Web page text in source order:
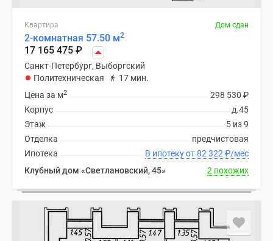
Квартира Дом сдан
2-комнатная 57.50 м2
17 165 475 ₽
Санкт-Петербург, Выборгский
Политехническая
17 мин.
298 530 ₽
Цена за м2
д.45
Корпус
5 из 9
Этаж
предчистовая
Отделка
В ипотеку от 82 322 ₽/мес
Ипотека
Клубный дом «Светлановский, 45»
2 похожих